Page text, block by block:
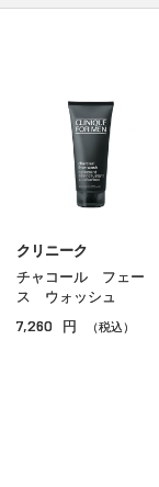
クリニーク
チャコール フェー
ス ウォッシュ
7,260 円 （税込）